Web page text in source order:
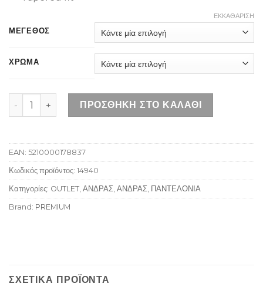
ΜΕΓΕΘΟΣ
ΧΡΩΜΑ
ΕΚΚΑΘΆΡΙΣΗ
PREMIUM ODENSE PANT-2081 ποσότητα
ΠΡΟΣΘΉΚΗ ΣΤΟ ΚΑΛΆΘΙ
EAN: 5210000178837
Κωδικός προϊόντος: 14940
Κατηγορίες: OUTLET, ΑΝΔΡΑΣ, ΑΝΔΡΑΣ, ΠΑΝΤΕΛΟΝΙΑ
Brand: PREMIUM
ΣΧΕΤΙΚΆ ΠΡΟΪΌΝΤΑ